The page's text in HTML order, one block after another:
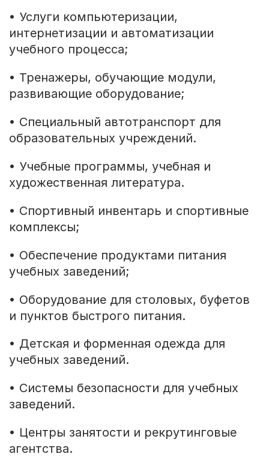
• Услуги компьютеризации,
интернетизации и автоматизации
учебного процесса;
• Тренажеры, обучающие модули,
развивающие оборудование;
• Специальный автотранспорт для
образовательных учреждений.
• Учебные программы, учебная и
художественная литература.
• Спортивный инвентарь и спортивные
комплексы;
• Обеспечение продуктами питания
учебных заведений;
• Оборудование для столовых, буфетов
и пунктов быстрого питания.
• Детская и форменная одежда для
учебных заведений.
• Системы безопасности для учебных
заведений.
• Центры занятости и рекрутинговые
агентства.